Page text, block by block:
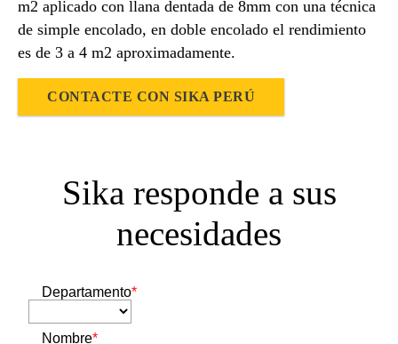
m2 aplicado con llana dentada de 8mm con una técnica
de simple encolado, en doble encolado el rendimiento
es de 3 a 4 m2 aproximadamente.
CONTACTE CON SIKA PERÚ
Sika responde a sus
necesidades